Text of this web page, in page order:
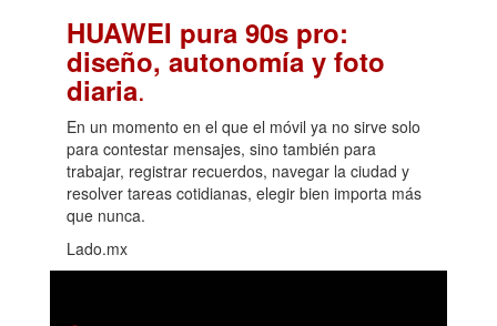
HUAWEI pura 90s pro:
diseño, autonomía y foto
diaria.
En un momento en el que el móvil ya no sirve solo
para contestar mensajes, sino también para
trabajar, registrar recuerdos, navegar la ciudad y
resolver tareas cotidianas, elegir bien importa más
que nunca.
Lado.mx